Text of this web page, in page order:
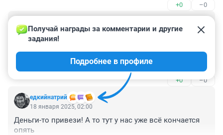
+0 –0
18 января 2025, 16:43
Я сам родом из Волгограда, работал на Ямале . В
Югорск два раза посылали в профилакторий,
небольшой, уютный город ,где находится штаб-
квартира Газпром трансгаз Югорск. Так , что деньги
там есть на обустройство города. А вот возвращаться
в Волгоград ,я после выхода на пенсию не захотел.
Причин много , одна из них не ухоженность города,
как будто он заброшенный.
+0 –0
едкийнатрий
Получай награды за комментарии и другие
задания!
Подробнее в профиле
18 января 2025, 02:00
Деньги-то привези! А то тут у нас уже всё кончается
опять